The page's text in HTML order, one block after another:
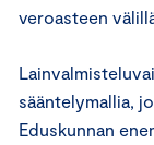
veroasteen
sääntelymallia,
Eduskunnan